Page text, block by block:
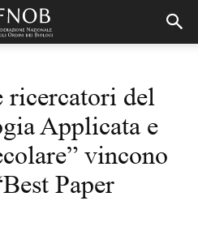
ricercatori del
Applicata e
vincono
Paper